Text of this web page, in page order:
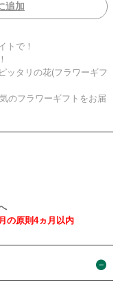
追加
トで！
ッタリの花(フラワーギフ
のフラワーギフトをお届
の原則4ヵ月以内